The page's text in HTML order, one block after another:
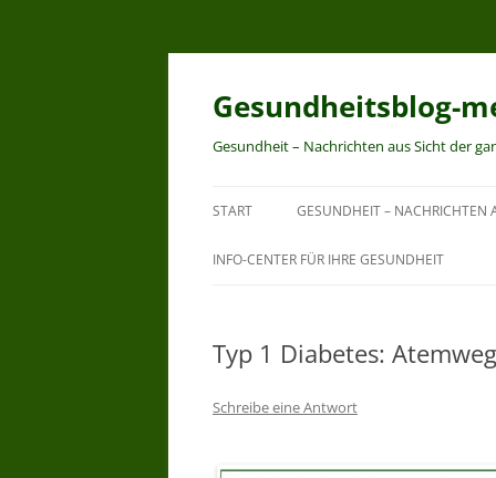
Zum
Gesundheitsblog-
Gesundheit – Nachrichten aus Sicht der
START GESUNDHEIT – NACHRICHTEN
INFO-CENTER FÜR IHRE GESUNDHEIT
Typ 1 Diabetes:
Schreibe eine Antwort